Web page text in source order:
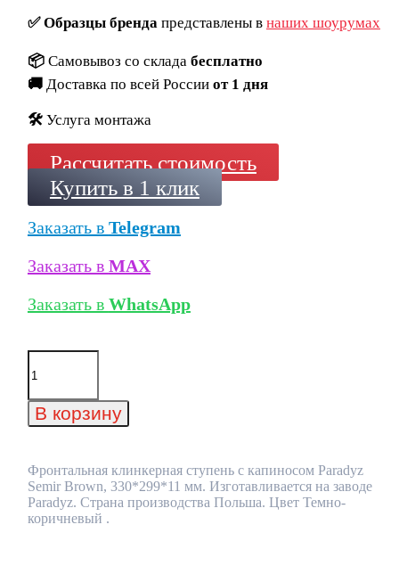
✅Образцы брендапредставлены в наших шоурумах
📦 Самовывоз со склада бесплатно
🚚 Доставка по всей России от 1 дня
🛠️ Услуга монтажа
Рассчитать стоимость
Купить в 1 клик
Заказать в Telegram
Заказать в MAX
Заказать в WhatsApp
Количество
товара
клинкерная
ступень
Paradyz
Semir
Brown,
330*299*11
В корзину
Фронтальная клинкерная ступень с капиносом Paradyz
Semir Brown, 330*299*11 мм. Изготавливается на заводе
Paradyz. Страна производства Польша. Цвет Темно-
коричневый .